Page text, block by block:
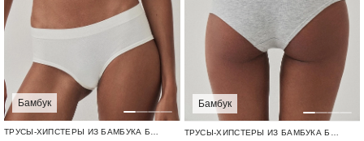
Бамбук
ТРУСЫ-ХИПСТЕРЫ ИЗ БАМБУКА БЕСШОВНЫЙ БАМБУК / BAMBOO SEAMLESS
Бамбук